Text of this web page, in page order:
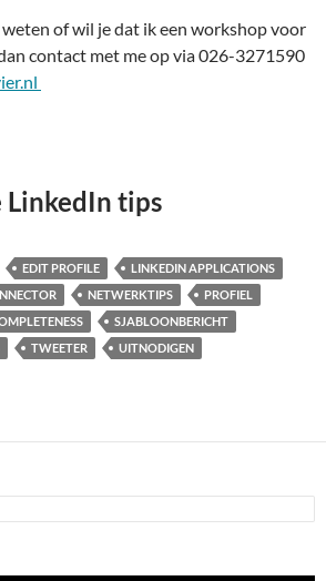
of wil je dat ik een workshop voor
contact met me op via 026-3271590
LinkedIn tips
EDIT PROFILE
LINKEDIN APPLICATIONS
NETWERKTIPS
PROFIEL
SJABLOONBERICHT
TWEETER
UITNODIGEN